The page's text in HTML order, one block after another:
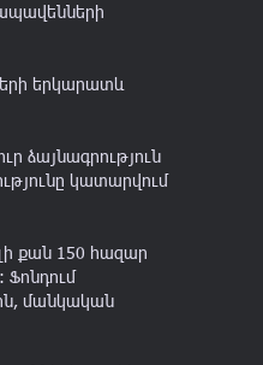
երկարատև
ձայնագրություն
կատարվում
քան 150 հազար
մանկական